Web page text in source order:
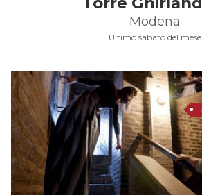
Modena
Ultimo sabato del mese